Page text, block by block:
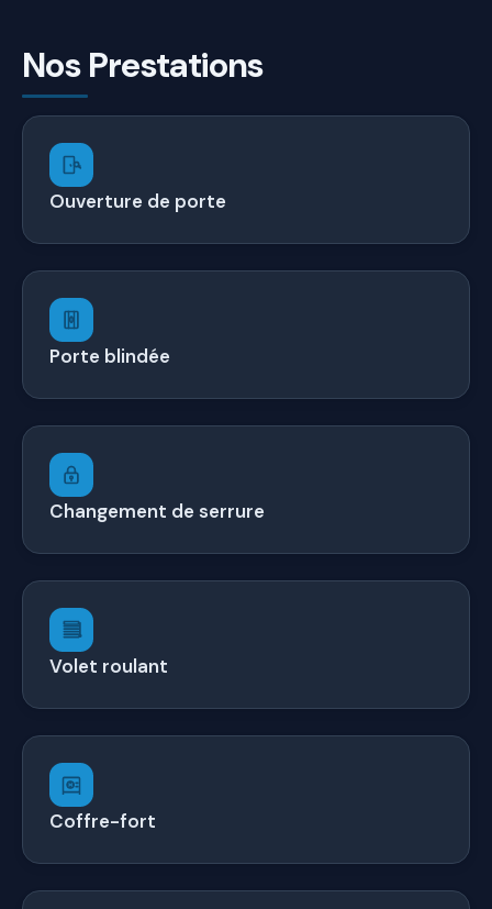
Nos Prestations
Ouverture de porte
Porte blindée
Changement de serrure
Volet roulant
Coffre-fort